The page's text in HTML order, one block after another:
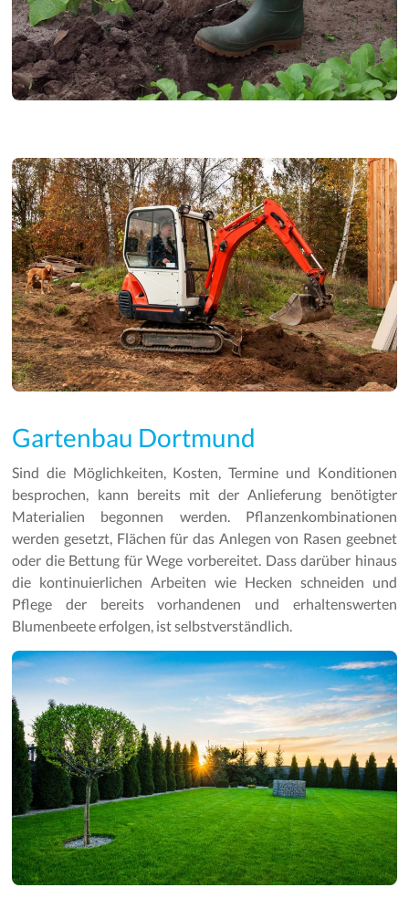
Gartenbau Dortmund
Sind die Möglichkeiten, Kosten, Termine und Konditionen
besprochen, kann bereits mit der Anlieferung benötigter
Materialien begonnen werden. Pflanzenkombinationen
werden gesetzt, Flächen für das Anlegen von Rasen geebnet
oder die Bettung für Wege vorbereitet. Dass darüber hinaus
die kontinuierlichen Arbeiten wie Hecken schneiden und
Pflege der bereits vorhandenen und erhaltenswerten
Blumenbeete erfolgen, ist selbstverständlich.